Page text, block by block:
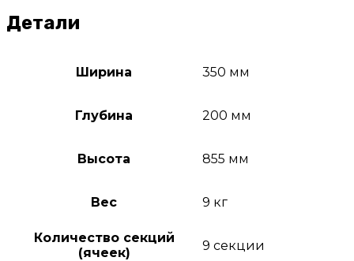
Детали
Ширина 350 мм
Глубина 200 мм
Высота 855 мм
Вес 9 кг
Количество секций
(ячеек)
9 секции